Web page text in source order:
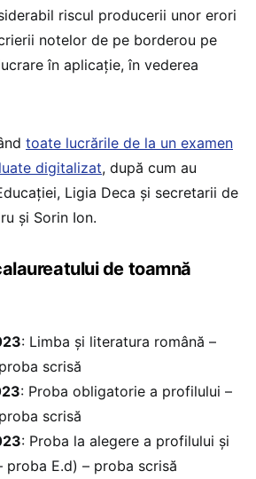
riscul producerii unor erori
notelor de pe borderou pe
în aplicație, în vederea
toate lucrările de la un examen
digitalizat, după cum au
Ligia Deca și secretarii de
și Sorin Ion.
de toamnă
: Limba și literatura română –
scrisă
: Proba obligatorie a profilului –
scrisă
: Proba la alegere a profilului și
proba E.d) – proba scrisă